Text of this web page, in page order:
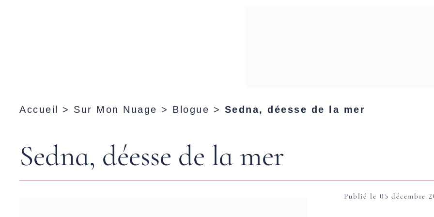
Accueil > Sur Mon Nuage > Blogue > Sedna, déesse de la mer
Sedna, déesse de la mer
Publié le 05 décembre